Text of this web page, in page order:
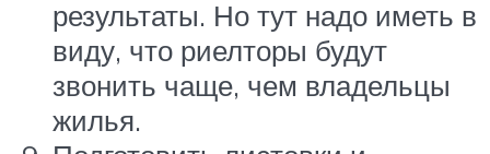
результаты. Но тут надо иметь в
виду, что риелторы будут
звонить чаще, чем владельцы
жилья.